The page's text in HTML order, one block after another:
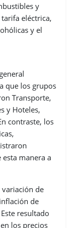
y
eléctrica,
y el
que los grupos
Transporte,
y Hoteles,
contraste, los
manera a
variación de
de
resultado
los precios